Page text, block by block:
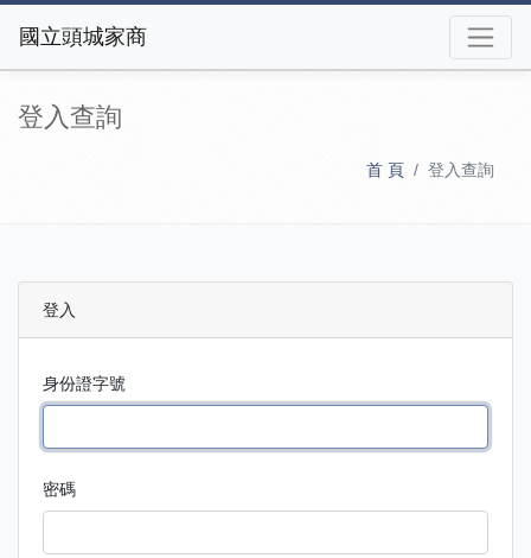
國立頭城家商
登入查詢
首 頁 登入查詢
登入
身份證字號
密碼